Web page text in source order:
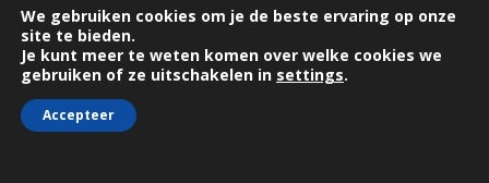
We gebruiken cookies om je de beste ervaring op onze
site te bieden.
Je kunt meer te weten komen over welke cookies we
gebruiken of ze uitschakelen in settings.
Accepteer